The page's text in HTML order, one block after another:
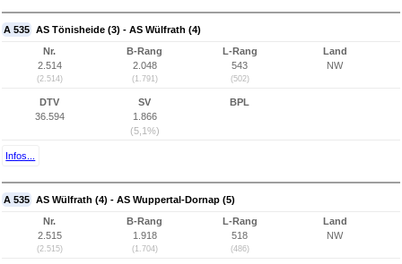
A 535 AS Tönisheide (3) - AS Wülfrath (4)
Nr.
2.514
(2.514)
B-Rang
2.048
(1.791)
L-Rang
543
(502)
Land
NW
DTV
36.594
SV
1.866
(5,1%)
BPL
Infos...
A 535 AS Wülfrath (4) - AS Wuppertal-Dornap (5)
Nr.
2.515
(2.515)
B-Rang
1.918
(1.704)
L-Rang
518
(486)
Land
NW